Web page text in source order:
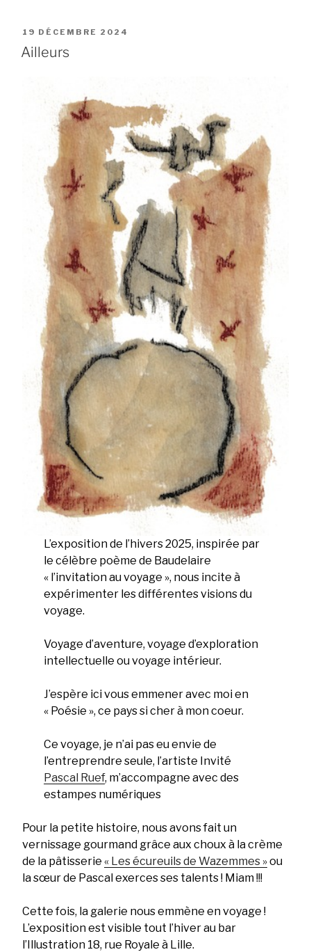
PUBLIÉ
LE
19 DÉCEMBRE 2024
Ailleurs
L’exposition de l’hivers 2025, inspirée par
le célèbre poème de Baudelaire
« l’invitation au voyage », nous incite à
expérimenter les différentes visions du
voyage.
Voyage d’aventure, voyage d’exploration
intellectuelle ou voyage intérieur.
J’espère ici vous emmener avec moi en
« Poésie », ce pays si cher à mon coeur.
Ce voyage, je n’ai pas eu envie de
l’entreprendre seule, l’artiste Invité
Pascal Ruef, m’accompagne avec des
estampes numériques
Pour la petite histoire, nous avons fait un
vernissage gourmand grâce aux choux à la crème
de la pâtisserie « Les écureuils de Wazemmes »ou
la sœur de Pascal exerces ses talents ! Miam !!!
Cette fois, la galerie nous emmène en voyage !
L’exposition est visible tout l’hiver au bar
l’Illustration 18, rue Royale à Lille.